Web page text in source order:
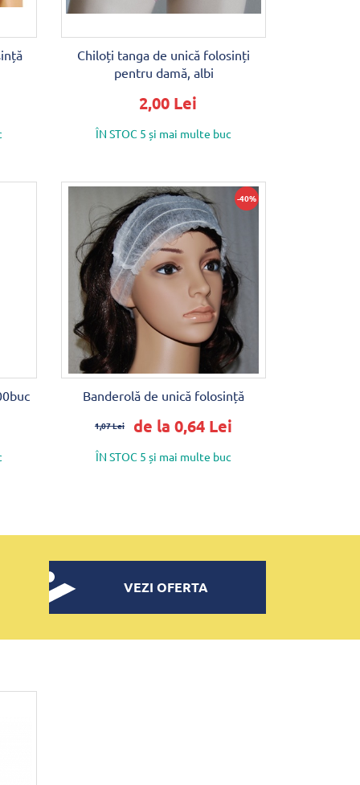
Chiloți tanga de unică folosinți
pentru damă, albi
2,00 Lei
ÎN STOC 5 și mai multe buc
-40%
Banderolă de unică folosință
1,07 Lei de la 0,64 Lei
ÎN STOC 5 și mai multe buc
VEZI OFERTA